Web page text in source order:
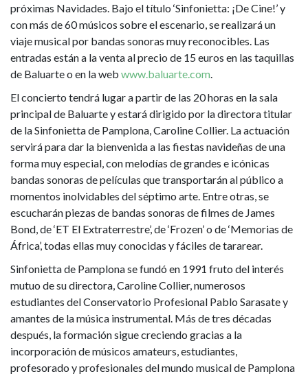
próximas Navidades. Bajo el título ‘Sinfonietta: ¡De Cine!’ y
con más de 60 músicos sobre el escenario, se realizará un
viaje musical por bandas sonoras muy reconocibles. Las
entradas están a la venta al precio de 15 euros en las taquillas
de Baluarte o en la web www.baluarte.com
El concierto tendrá lugar a partir de las 20 horas en la sala
principal de Baluarte y estará dirigido por la directora titular
de la Sinfonietta de Pamplona, Caroline Collier. La actuación
servirá para dar la bienvenida a las fiestas navideñas de una
forma muy especial, con melodías de grandes e icónicas
bandas sonoras de películas que transportarán al público a
momentos inolvidables del séptimo arte. Entre otras, se
escucharán piezas de bandas sonoras de filmes de James
Bond, de ‘ET El Extraterrestre’, de ‘Frozen’ o de ‘Memorias de
África’, todas ellas muy conocidas y fáciles de tararear.
Sinfonietta de Pamplona se fundó en 1991 fruto del interés
mutuo de su directora, Caroline Collier, numerosos
estudiantes del Conservatorio Profesional Pablo Sarasate y
amantes de la música instrumental. Más de tres décadas
después, la formación sigue creciendo gracias a la
incorporación de músicos amateurs, estudiantes,
profesorado y profesionales del mundo musical de Pamplona